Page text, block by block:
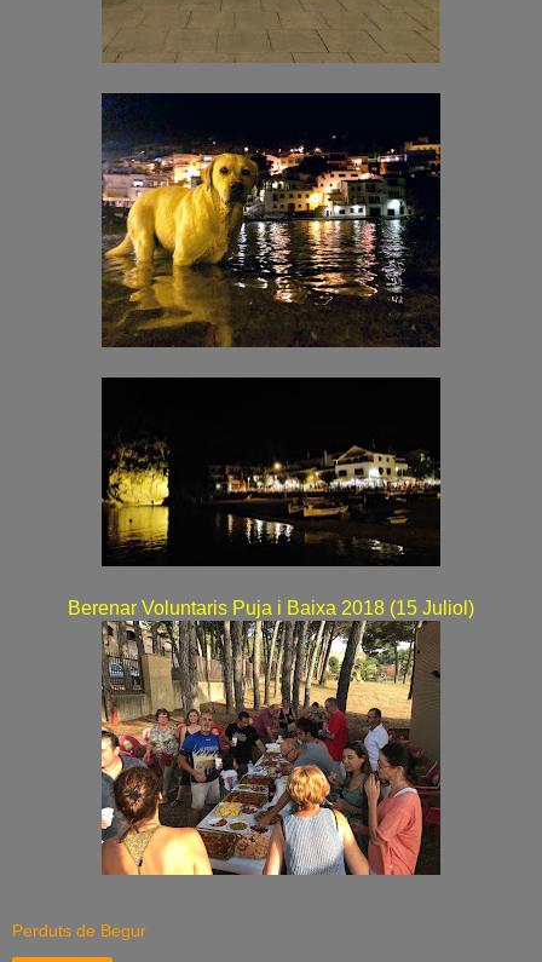
Berenar Voluntaris Puja i Baixa 2018 (15 Juliol)
Perduts de Begur